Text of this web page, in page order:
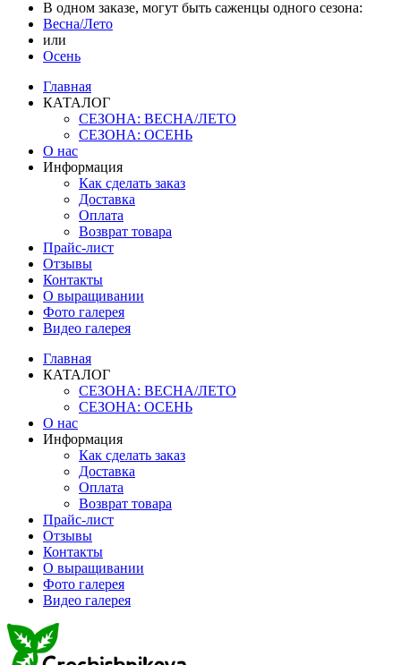
В одном заказе, могут быть саженцы одного сезона:
Весна/Лето
или
Осень
Главная
КАТАЛОГ
СЕЗОНА: ВЕСНА/ЛЕТО
СЕЗОНА: ОСЕНЬ
О нас
Информация
Как сделать заказ
Доставка
Оплата
Возврат товара
Прайс-лист
Отзывы
Контакты
О выращивании
Фото галерея
Видео галерея
Главная
КАТАЛОГ
СЕЗОНА: ВЕСНА/ЛЕТО
СЕЗОНА: ОСЕНЬ
О нас
Информация
Как сделать заказ
Доставка
Оплата
Возврат товара
Прайс-лист
Отзывы
Контакты
О выращивании
Фото галерея
Видео галерея